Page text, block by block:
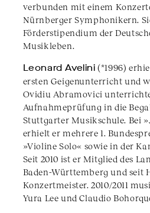
verbunden mit einem
Nürnberger Symphonikern.
Förderstipendium der
Musikleben.
Leonard Avelini (*1996)
ersten Geigenunterricht und
Ovidiu Abramovici
Aufnahmeprüfung in die
Stuttgarter Musikschule. Bei
erhielt er mehrere 1.
»Violine Solo« sowie in der
Seit 2010 ist er Mitglied des
Baden-Württemberg und seit
Konzertmeister. 2010/2011
Yura Lee und Claudio